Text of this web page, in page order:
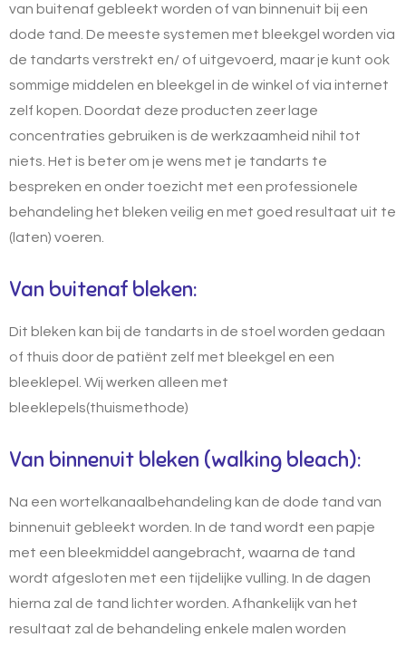
van buitenaf gebleekt worden of van binnenuit bij een
dode tand. De meeste systemen met bleekgel worden via
de tandarts verstrekt en/ of uitgevoerd, maar je kunt ook
sommige middelen en bleekgel in de winkel of via internet
zelf kopen. Doordat deze producten zeer lage
concentraties gebruiken is de werkzaamheid nihil tot
niets. Het is beter om je wens met je tandarts te
bespreken en onder toezicht met een professionele
behandeling het bleken veilig en met goed resultaat uit te
(laten) voeren.
Van buitenaf bleken:
Dit bleken kan bij de tandarts in de stoel worden gedaan
of thuis door de patiënt zelf met bleekgel en een
bleeklepel. Wij werken alleen met
bleeklepels(thuismethode)
Van binnenuit bleken (walking bleach):
Na een wortelkanaalbehandeling kan de dode tand van
binnenuit gebleekt worden. In de tand wordt een papje
met een bleekmiddel aangebracht, waarna de tand
wordt afgesloten met een tijdelijke vulling. In de dagen
hierna zal de tand lichter worden. Afhankelijk van het
resultaat zal de behandeling enkele malen worden